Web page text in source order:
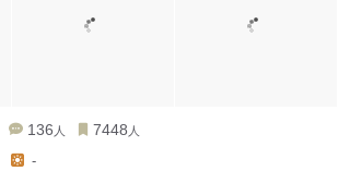
136 人 7448 人
-